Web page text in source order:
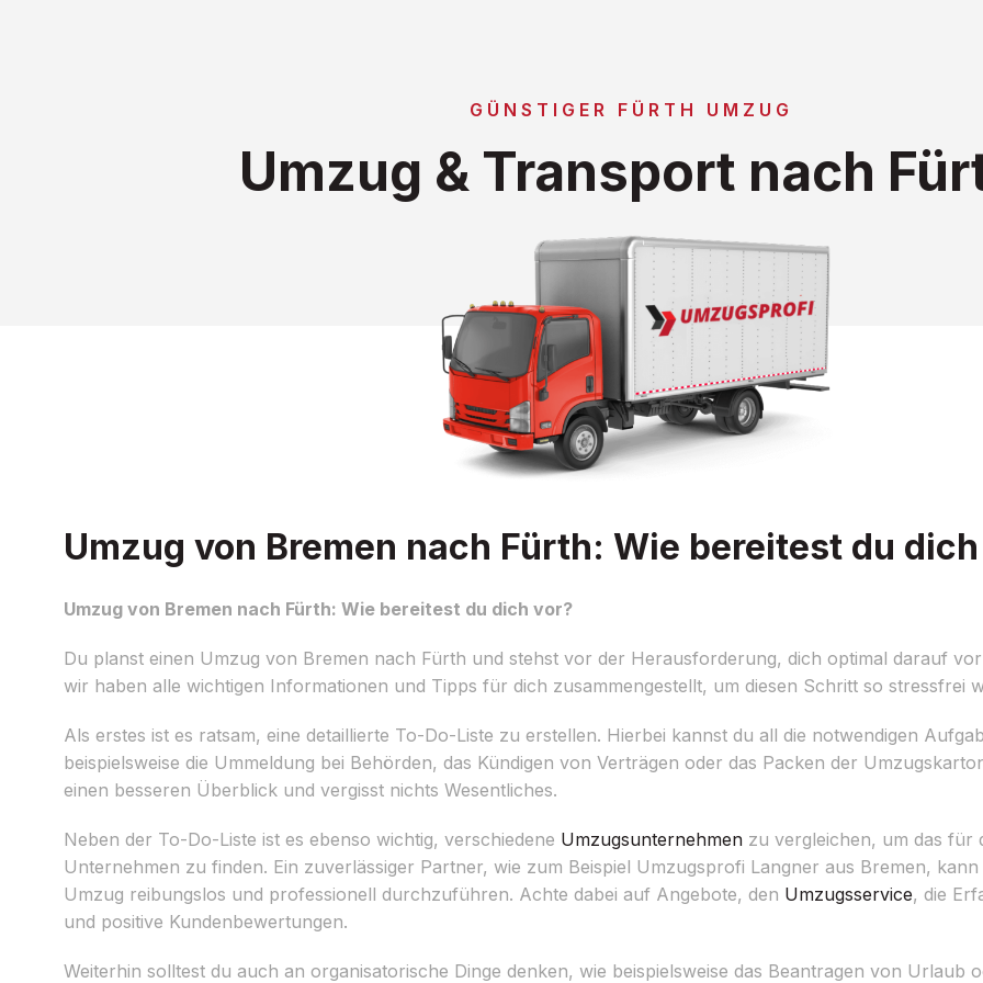
GÜNSTIGER FÜRTH UMZUG
Umzug & Transport nach
Umzug von Bremen nach Fürth: Wie bereitest du
Umzug von Bremen nach Fürth: Wie bereitest du dich vor?
Du planst einen Umzug von Bremen nach Fürth und stehst vor der Herausforderung, dich optimal darauf
wir haben alle wichtigen Informationen und Tipps für dich zusammengestellt, um diesen Schritt so stressfrei
Als erstes ist es ratsam, eine detaillierte To-Do-Liste zu erstellen. Hierbei kannst du all die notwendigen
beispielsweise die Ummeldung bei Behörden, das Kündigen von Verträgen oder das Packen der
einen besseren Überblick und vergisst nichts Wesentliches.
Neben der To-Do-Liste ist es ebenso wichtig, verschiedene Umzugsunternehmen zu vergleichen, um das für
Unternehmen zu finden. Ein zuverlässiger Partner, wie zum Beispiel Umzugsprofi Langner aus Bremen,
Umzug reibungslos und professionell durchzuführen. Achte dabei auf Angebote, den Umzugsservice, die
und positive Kundenbewertungen.
Weiterhin solltest du auch an organisatorische Dinge denken, wie beispielsweise das Beantragen von Urlaub